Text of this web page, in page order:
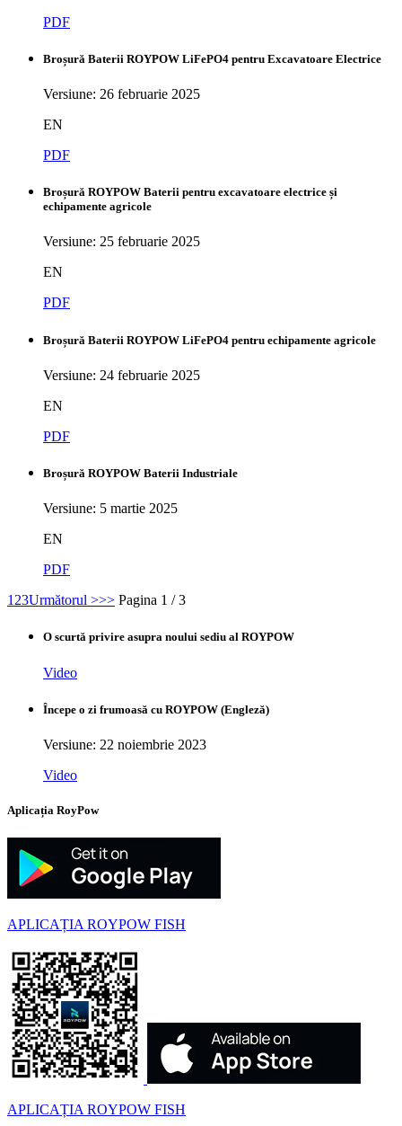
PDF
Broșură Baterii ROYPOW LiFePO4 pentru Excavatoare Electrice
Versiune: 26 februarie 2025
EN
PDF
Broșură ROYPOW Baterii pentru excavatoare electrice și
echipamente agricole
Versiune: 25 februarie 2025
EN
PDF
Broșură Baterii ROYPOW LiFePO4 pentru echipamente agricole
Versiune: 24 februarie 2025
EN
PDF
Broșură ROYPOW Baterii Industriale
Versiune: 5 martie 2025
EN
PDF
1 23Următorul >>> Pagina 1 / 3
O scurtă privire asupra noului sediu al ROYPOW
Video
Începe o zi frumoasă cu ROYPOW (Engleză)
Versiune: 22 noiembrie 2023
Video
Aplicația RoyPow
APLICAȚIA ROYPOW FISH
APLICAȚIA ROYPOW FISH